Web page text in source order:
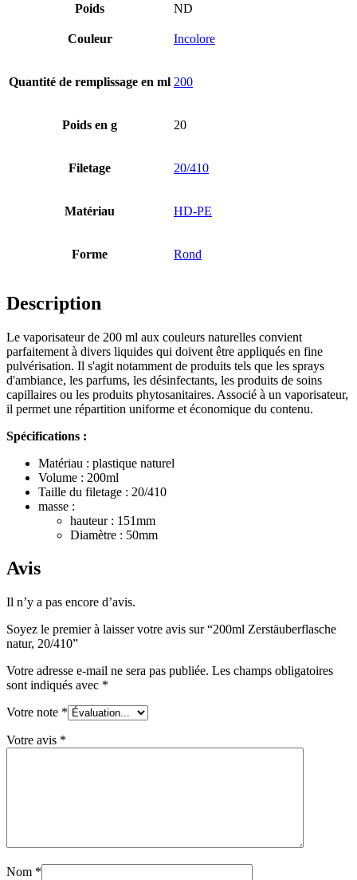
Pulvérisateur fin(8)
Bouteilles Hotfill(6)
Cosmétiques
Alimentation(483)
Durable
Bouteilles de sauce
Bouteilles de spiritueux
Pulvérisateur
Réservoirs(2)
Bouteilles de vin et de champagne
(83)
Poids ND
Couleur Incolore
Quantité de remplissage en ml 200
Poids en g 20
Filetage 20/410
Matériau HD-PE
Forme Rond
Description
Le vaporisateur de 200 ml aux couleurs naturelles convient
parfaitement à divers liquides qui doivent être appliqués en fine
pulvérisation. Il s'agit notamment de produits tels que les sprays
d'ambiance, les parfums, les désinfectants, les produits de soins
capillaires ou les produits phytosanitaires. Associé à un vaporisateur,
il permet une répartition uniforme et économique du contenu.
Spécifications :
Matériau : plastique naturel
Volume : 200ml
Taille du filetage : 20/410
masse :
hauteur : 151mm
Diamètre : 50mm
Avis
Il n’y a pas encore d’avis.
Soyez le premier à laisser votre avis sur “200ml Zerstäuberflasche
natur, 20/410”
Votre adresse e-mail ne sera pas publiée. Les champs obligatoires
sont indiqués avec *
Votre note *
Votre avis *
Nom *